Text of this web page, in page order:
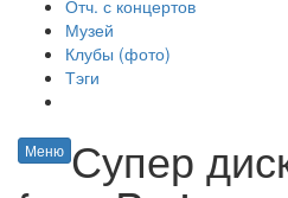
Отч. с концертов
Музей
Клубы (фото)
Тэги
Меню Супер